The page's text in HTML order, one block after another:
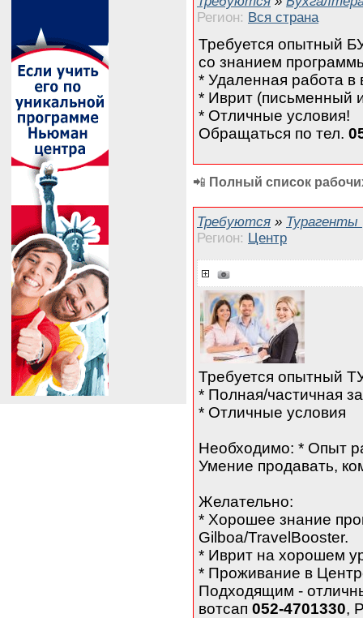
Регион: Вся страна
Требуется опытный
со знанием
* Удаленная работа в
* Иврит (письменный
* Отличные условия!
Обращаться по тел.
📲 Полный список
Требуются » Турагенты
Регион: Центр
Требуется опытный
* Полная/частичная
* Отличные условия
Необходимо: * Опыт
Умение продавать,
Желательно:
* Хорошее знание
Gilboa/TravelBooster.
* Иврит на хорошем
* Проживание в
Подходящим -
вотсап 052-4701330,